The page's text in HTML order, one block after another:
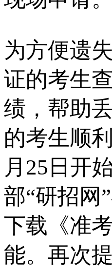
为方便遗
证的考生
绩，帮助
的考生顺
月25日开
部“研招网
下载《准
能。再次